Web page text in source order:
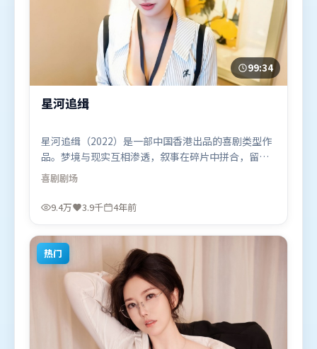
99:34
星河追缉
星河追缉（2022）是一部中国香港出品的喜剧类型作
品。梦境与现实互相渗透，叙事在碎片中拼合，留给
观众回味空间。动作场面设计讲究空间与节奏，文戏
部分同样扎实耐嚼。由文牧野执导，王景春、秦海
璐、汤唯，肖战等联袂出演。影片于2022年3月5日
材的观众观看。
喜剧剧场
9.4万 3.9千 4年前
热门